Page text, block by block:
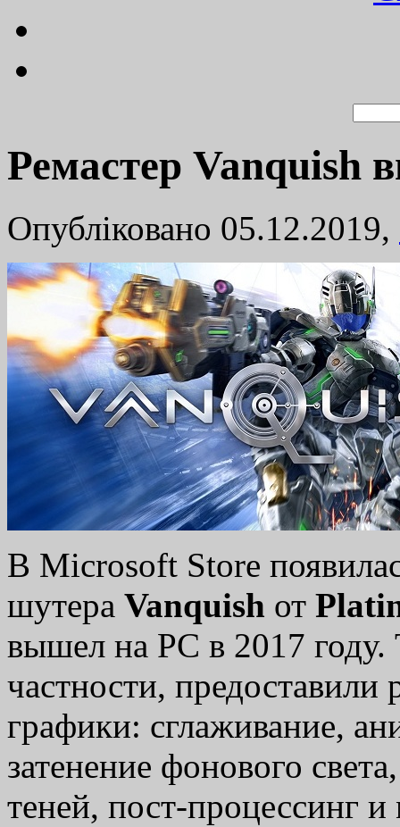
Ремастер Vanquish
Опубліковано 05.12.2019,
В Microsoft Store
шутера Vanquish от
вышел на PC в 2017
частности,
графики: сглаживание,
затенение фонового
теней, пост-процессинг и